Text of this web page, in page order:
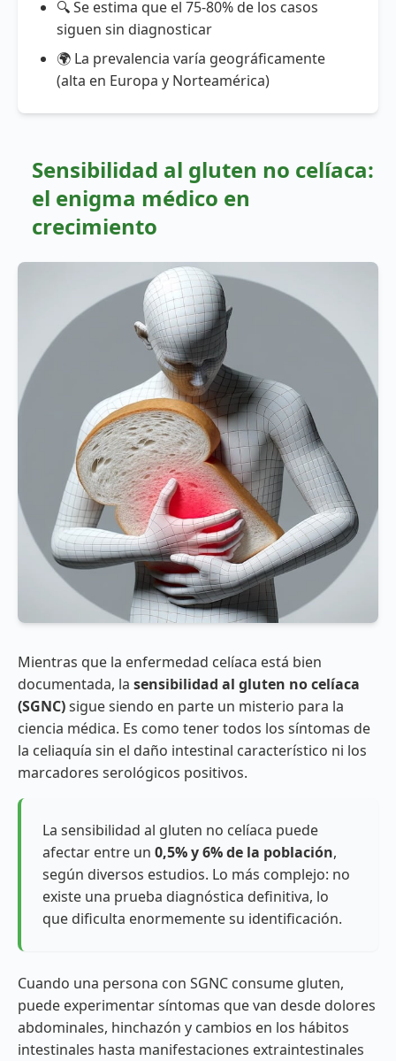
🔍 Se estima que el 75-80% de los casos
siguen sin diagnosticar
🌍 La prevalencia varía geográficamente
(alta en Europa y Norteamérica)
Sensibilidad al gluten no celíaca:
el enigma médico en
crecimiento
Mientras que la enfermedad celíaca está bien
documentada, la sensibilidad al gluten no celíaca
(SGNC)sigue siendo en parte un misterio para la
ciencia médica. Es como tener todos los síntomas de
la celiaquía sin el daño intestinal característico ni los
marcadores serológicos positivos.
La sensibilidad al gluten no celíaca puede
afectar entre un 0,5% y 6% de la población,
según diversos estudios. Lo más complejo: no
existe una prueba diagnóstica definitiva, lo
que dificulta enormemente su identificación.
Cuando una persona con SGNC consume gluten,
puede experimentar síntomas que van desde dolores
abdominales, hinchazón y cambios en los hábitos
intestinales hasta manifestaciones extraintestinales